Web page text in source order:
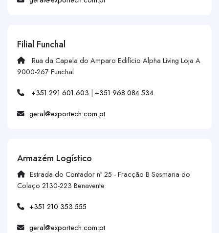
Filial Funchal
Rua da Capela do Amparo Edifício Alpha Living Loja A
9000-267 Funchal
+351 291 601 603 | +351 968 084 534
geral@exportech.com.pt
Armazém Logístico
Estrada do Contador nº 25 - Fracção B Sesmaria do
Colaço 2130-223 Benavente
+351 210 353 555
geral@exportech.com.pt